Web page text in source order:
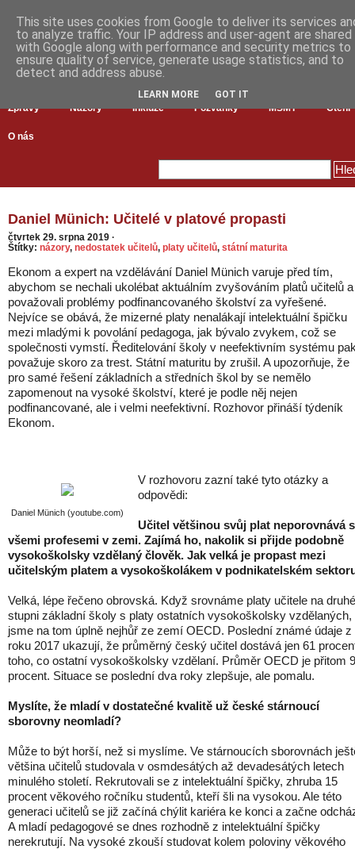
Zprávy Názory Inkluze Pozvánky MŠMT Čtení
O nás
Daniel Münich: Učitelé v platové propasti
čtvrtek 29. srpna 2019 ·
Štítky: názory, nedostatek učitelů, platy učitelů, státní maturita
Ekonom a expert na vzdělávání Daniel Münich varuje před tím,
abychom se nechali ukolébat aktuálním zvyšováním platů učitelů a
považovali problémy podfinancovaného školství za vyřešené.
Nejvíce se obává, že mizerné platy nenalákají intelektuální špičku
mezi mladými k povolání pedagoga, jak bývalo zvykem, což se
společnosti vymstí. Ředitelování školy v neefektivním systému
považuje skoro za trest. Státní maturitu by zrušil. A upozorňuje, že
pro samé řešení základních a středních škol by se nemělo
zapomenout na vysoké školství, které je podle něj nejen
podfinancované, ale i velmi neefektivní. Rozhovor přináší týdeník
Ekonom.
Daniel Münich (youtube.com)
V rozhovoru zazní také tyto otázky a
odpovědi:
Učitel většinou svůj plat neporovnává
všemi profesemi v zemi. Zajímá ho, nakolik si přijde podobně
vysokoškolsky vzdělaný člověk. Jak velká je propast mezi
učitelským platem a vysokoškolákem v podnikatelském
Velká, lépe řečeno obrovská. Když srovnáme platy učitele na
stupni základní školy s platy ostatních vysokoškolsky vzdělaných,
jsme na tom úplně nejhůř ze zemí OECD. Poslední známé údaje z
roku 2017 ukazují, že průměrný český učitel dostává jen 61
toho, co ostatní vysokoškolsky vzdělaní. Průměr OECD je přitom
procent. Situace se poslední dva roky zlepšuje, ale pomalu.
Myslíte, že mladí v dostatečné kvalitě už české stárnoucí
sborovny neomladí?
Může to být horší, než si myslíme. Ve stárnoucích sborovnách
většina učitelů studovala v osmdesátých až devadesátých letech
minulého století. Rekrutovali se z intelektuální špičky, zhruba 15
procent věkového ročníku studentů, kteří šli na vysokou. Ale této
generaci učitelů se již začíná chýlit kariéra ke konci a začne
A mladí pedagogové se dnes rozhodně z intelektuální špičky
nerekrutují. Na vysoké zkouší studovat kolem poloviny věkového
This site uses cookies from Google to deliver its services
to analyze traffic. Your IP address and user-agent are shared
with Google along with performance and security metrics to
ensure quality of service, generate usage statistics, and to
detect and address abuse.
LEARN MORE GOT IT